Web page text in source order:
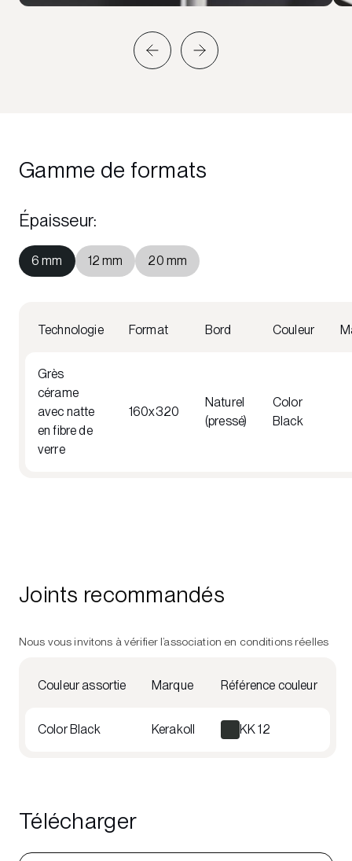
Gamme de formats
Épaisseur:
6 mm 12 mm 20 mm
Technologie Format Bord Couleur
Grès
cérame
avec natte
en fibre de
verre
160x320
Naturel
(pressé)
Color
Black
Joints recommandés
Nous vous invitons à vérifier l’association en conditions réelles
Couleur assortie Marque Référence couleur
Color Black Kerakoll KK 12
Télécharger